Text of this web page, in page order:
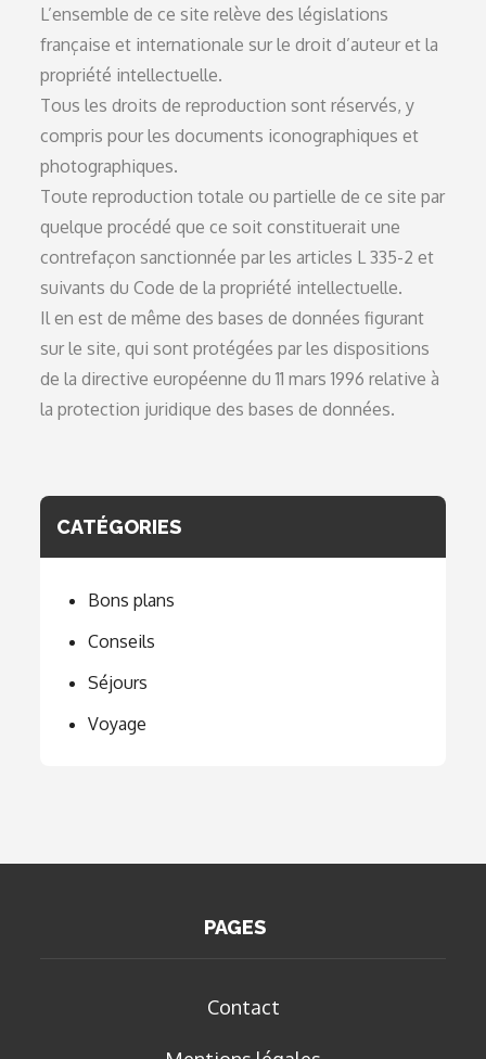
L’ensemble de ce site relève des législations
française et internationale sur le droit d’auteur et la
propriété intellectuelle.
Tous les droits de reproduction sont réservés, y
compris pour les documents iconographiques et
photographiques.
Toute reproduction totale ou partielle de ce site par
quelque procédé que ce soit constituerait une
contrefaçon sanctionnée par les articles L 335-2 et
suivants du Code de la propriété intellectuelle.
Il en est de même des bases de données figurant
sur le site, qui sont protégées par les dispositions
de la directive européenne du 11 mars 1996 relative à
la protection juridique des bases de données.
CATÉGORIES
Bons plans
Conseils
Séjours
Voyage
PAGES
Contact